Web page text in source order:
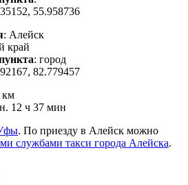
55.958736
: Алейск
край
: город
82.779457
км
12 ч 37 мин
. По приезду в Алейск можно
службами такси города Алейска.